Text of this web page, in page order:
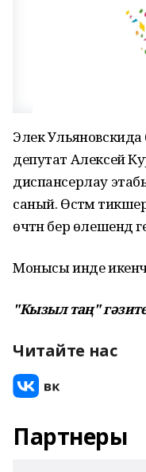
Элек Ульяновскида
депутат Алексей
диспансерлау
саный. Өстәмә
өчтән бер өлешендә
Монысы инде
"Кызыл таң"
Читайте нас
Партнеры